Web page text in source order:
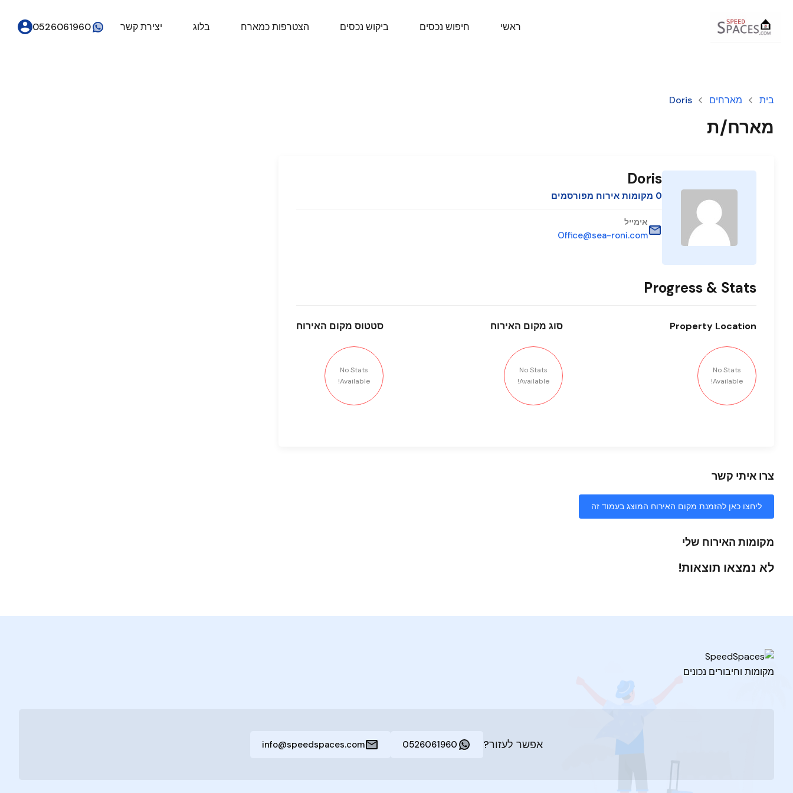
ראשי חיפוש נכסים ביקוש נכסים הצטרפות כמארח בלוג יצירת קשר 0526061960
בית מארחים Doris
מארח/ת
Doris
0 מקומות אירוח מפורסמים
אימייל
Office@sea-roni.com
Progress & Stats
Property Location
No Stats
Available!
סוג מקום האירוח
No Stats
Available!
סטטוס מקום האירוח
No Stats
Available!
צרו איתי קשר
ליחצו כאן להזמנת מקום האירוח המוצג בעמוד זה
מקומות האירוח שלי
לא נמצאו תוצאות!
מקומות וחיבורים נכונים
אפשר לעזור? 0526061960
info@speedspaces.com